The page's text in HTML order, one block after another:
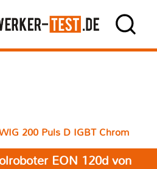
200 Puls D IGBT Chrom
EON 120d von